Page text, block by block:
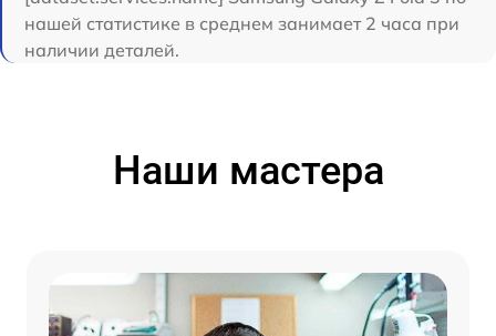
нашей статистике в среднем занимает 2 часа при
наличии деталей.
Наши мастера